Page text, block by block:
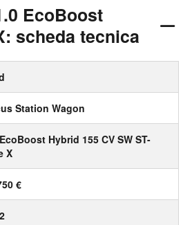
EcoBoost
scheda tecnica
Station Wagon
Hybrid 155 CV SW ST-
X
€